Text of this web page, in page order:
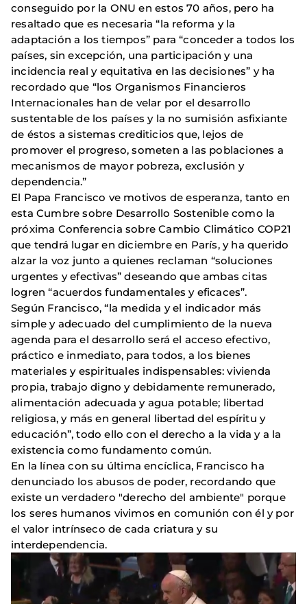
conseguido por la ONU en estos 70 años, pero ha
resaltado que es necesaria “la reforma y la
adaptación a los tiempos” para “conceder a todos los
países, sin excepción, una participación y una
incidencia real y equitativa en las decisiones” y ha
recordado que “los Organismos Financieros
Internacionales han de velar por el desarrollo
sustentable de los países y la no sumisión asfixiante
de éstos a sistemas crediticios que, lejos de
promover el progreso, someten a las poblaciones a
mecanismos de mayor pobreza, exclusión y
dependencia.”
El Papa Francisco ve motivos de esperanza, tanto en
esta Cumbre sobre Desarrollo Sostenible como la
próxima Conferencia sobre Cambio Climático COP21
que tendrá lugar en diciembre en París, y ha querido
alzar la voz junto a quienes reclaman “soluciones
urgentes y efectivas” deseando que ambas citas
logren “acuerdos fundamentales y eficaces”.
Según Francisco, “la medida y el indicador más
simple y adecuado del cumplimiento de la nueva
agenda para el desarrollo será el acceso efectivo,
práctico e inmediato, para todos, a los bienes
materiales y espirituales indispensables: vivienda
propia, trabajo digno y debidamente remunerado,
alimentación adecuada y agua potable; libertad
religiosa, y más en general libertad del espíritu y
educación”, todo ello con el derecho a la vida y a la
existencia como fundamento común.
En la línea con su última encíclica, Francisco ha
denunciado los abusos de poder, recordando que
existe un verdadero "derecho del ambiente" porque
los seres humanos vivimos en comunión con él y por
el valor intrínseco de cada criatura y su
interdependencia.